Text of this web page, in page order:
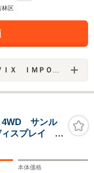
林区
Ｔ 仙台東インター店
4WD サンル
スプレイ ナ
シート 電動
キー
衝突軽減
本体価格